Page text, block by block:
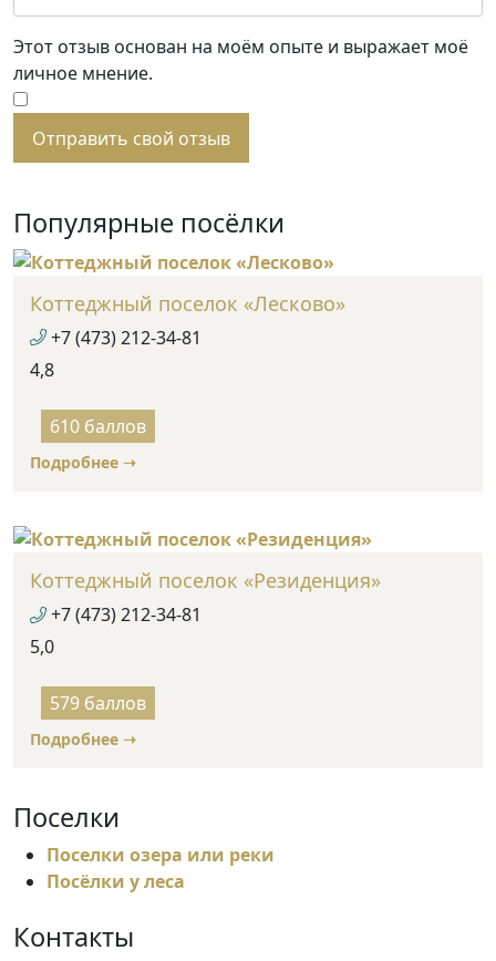
Этот отзыв основан на моём опыте и выражает моё
личное мнение.
Отправить свой отзыв
Популярные посёлки
Коттеджный поселок «Лесково»
+7 (473) 212-34-81
4,8
4.8
out
of
610 баллов
Подробнее ➝
Коттеджный поселок «Резиденция»
+7 (473) 212-34-81
5,0
out
of
579 баллов
Подробнее ➝
Поселки
Поселки озера или реки
Посёлки у леса
Контакты